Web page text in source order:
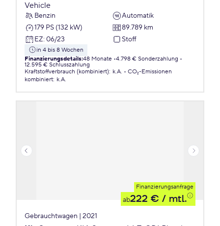
Vehicle
Benzin
Automatik
179 PS (132 kW)
89.789 km
EZ: 06/23 Stoff
in 4 bis 8 Wochen
Finanzierungsdetails:48 Monate 4.798 € Sonderzahlung
12.595 € Schlusszahlung
Kraftstoffverbrauch (kombiniert): k.A.
CO₂-Emissionen
kombiniert: k.A.
Finanzierungsanfrage
ab222 € / mtl.
Gebrauchtwagen | 2021